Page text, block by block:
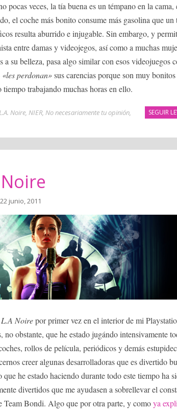
pocas veces, la tía buena es un témpano en la cama,
el coche más bonito consume más gasolina que un
resulta aburrido e injugable. Sin embargo, y
entre damas y videojegos, así como a muchas
a su belleza, pasa algo similar con esos videojuegos
«les perdonan»sus carencias porque son muy
trabajando muchas horas en ello.
SEGUIR
Noire, NIER, No necesariamente tu opinión,
junio, 2011
L.A Noirepor primer vez en el interior de mi
obstante, que he estado jugándo intensivamente
rollos de película, periódicos y demás
creer algunas desarrolladoras que es divertido
he estado haciendo durante todo este tiempo ha
divertidos que me ayudasen a sobrellevar el
Team Bondi. Algo que por otra parte, y comoya